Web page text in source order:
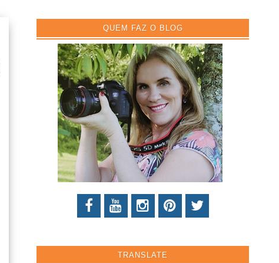
QUEM FAZ O BLOG
TRANSLATE